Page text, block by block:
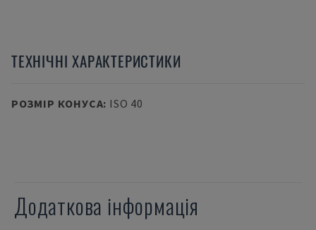
ТЕХНІЧНІ ХАРАКТЕРИСТИКИ
РОЗМІР КОНУСА: ISO 40
Додаткова інформація